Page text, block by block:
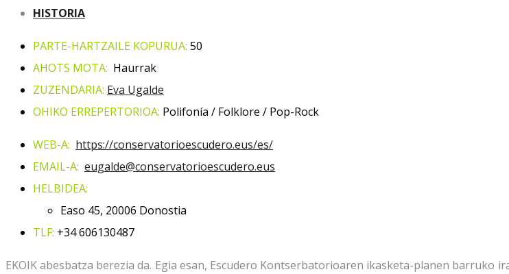
HISTORIA
PARTE-HARTZAILE KOPURUA: 50
AHOTS MOTA: Haurrak
ZUZENDARIA: Eva Ugalde
OHIKO ERREPERTORIOA: Polifonía / Folklore / Pop-Rock
WEB-A: https://conservatorioescudero.eus/es/
EMAIL-A: eugalde@conservatorioescudero.eus
HELBIDEA:
Easo 45, 20006 Donostia
TLF: +34606130487
EKOIK abesbatza berezia da. Egia esan, Escudero Kontserbatorioaren ikasketa-planen